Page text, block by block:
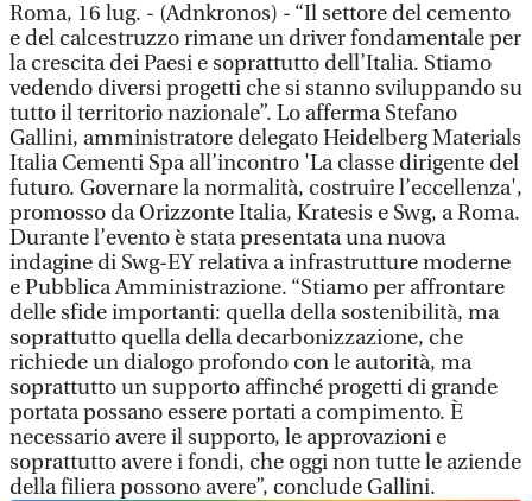
Roma, 16 lug. - (Adnkronos) - “Il settore del cemento
e del calcestruzzo rimane un driver fondamentale per
la crescita dei Paesi e soprattutto dell’Italia. Stiamo
vedendo diversi progetti che si stanno sviluppando su
tutto il territorio nazionale”. Lo afferma Stefano
Gallini, amministratore delegato Heidelberg Materials
Italia Cementi Spa all’incontro 'La classe dirigente del
futuro. Governare la normalità, costruire l’eccellenza',
promosso da Orizzonte Italia, Kratesis e Swg, a Roma.
Durante l’evento è stata presentata una nuova
indagine di Swg-EY relativa a infrastrutture moderne
e Pubblica Amministrazione. “Stiamo per affrontare
delle sfide importanti: quella della sostenibilità, ma
soprattutto quella della decarbonizzazione, che
richiede un dialogo profondo con le autorità, ma
soprattutto un supporto affinché progetti di grande
portata possano essere portati a compimento. È
necessario avere il supporto, le approvazioni e
soprattutto avere i fondi, che oggi non tutte le aziende
della filiera possono avere”, conclude Gallini.